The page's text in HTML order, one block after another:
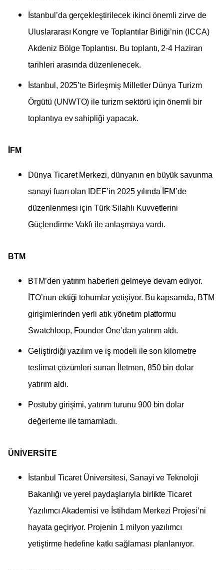
İstanbul’da gerçekleştirilecek ikinci önemli zirve de
Uluslararası Kongre ve Toplantılar Birliği’nin (ICCA)
Akdeniz Bölge Toplantısı. Bu toplantı, 2-4 Haziran
tarihleri arasında düzenlenecek.
İstanbul, 2025’te Birleşmiş Milletler Dünya Turizm
Örgütü (UNWTO) ile turizm sektörü için önemli bir
toplantıya ev sahipliği yapacak.
İFM
Dünya Ticaret Merkezi, dünyanın en büyük savunma
sanayi fuarı olan IDEF’in 2025 yılında İFM’de
düzenlenmesi için Türk Silahlı Kuvvetlerini
Güçlendirme Vakfı ile anlaşmaya vardı.
BTM
BTM’den yatırım haberleri gelmeye devam ediyor.
İTO’nun ektiği tohumlar yetişiyor. Bu kapsamda, BTM
girişimlerinden yerli atık yönetim platformu
Swatchloop, Founder One’dan yatırım aldı.
Geliştirdiği yazılım ve iş modeli ile son kilometre
teslimat çözümleri sunan İletmen, 850 bin dolar
yatırım aldı.
Postuby girişimi, yatırım turunu 900 bin dolar
değerleme ile tamamladı.
ÜNİVERSİTE
İstanbul Ticaret Üniversitesi, Sanayi ve Teknoloji
Bakanlığı ve yerel paydaşlarıyla birlikte Ticaret
Yazılımcı Akademisi ve İstihdam Merkezi Projesi’ni
hayata geçiriyor. Projenin 1 milyon yazılımcı
yetiştirme hedefine katkı sağlaması planlanıyor.